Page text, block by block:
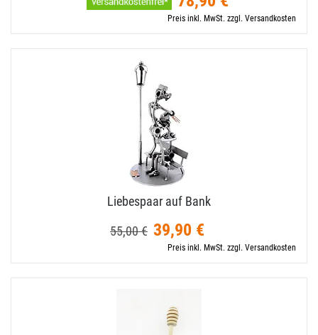
Preis inkl. MwSt. zzgl. Versandkosten
Liebespaar auf Bank
55,00 € 39,90 €
Preis inkl. MwSt. zzgl. Versandkosten